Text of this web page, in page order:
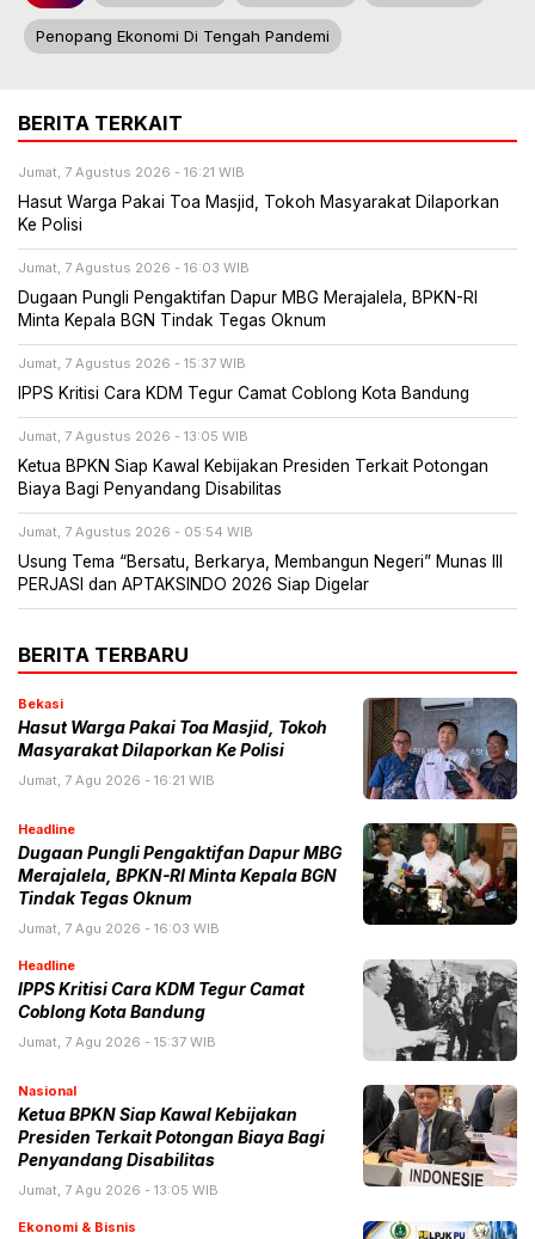
Penopang Ekonomi Di Tengah Pandemi
BERITA TERKAIT
Jumat, 7 Agustus 2026 - 16:21 WIB
Hasut Warga Pakai Toa Masjid, Tokoh Masyarakat Dilaporkan
Ke Polisi
Jumat, 7 Agustus 2026 - 16:03 WIB
Dugaan Pungli Pengaktifan Dapur MBG Merajalela, BPKN-RI
Minta Kepala BGN Tindak Tegas Oknum
Jumat, 7 Agustus 2026 - 15:37 WIB
IPPS Kritisi Cara KDM Tegur Camat Coblong Kota Bandung
Jumat, 7 Agustus 2026 - 13:05 WIB
Ketua BPKN Siap Kawal Kebijakan Presiden Terkait Potongan
Biaya Bagi Penyandang Disabilitas
Jumat, 7 Agustus 2026 - 05:54 WIB
Usung Tema “Bersatu, Berkarya, Membangun Negeri” Munas III
PERJASI dan APTAKSINDO 2026 Siap Digelar
BERITA TERBARU
Bekasi
Hasut Warga Pakai Toa Masjid, Tokoh
Masyarakat Dilaporkan Ke Polisi
Jumat, 7 Agu 2026 - 16:21 WIB
Headline
Dugaan Pungli Pengaktifan Dapur MBG
Merajalela, BPKN-RI Minta Kepala BGN
Tindak Tegas Oknum
Jumat, 7 Agu 2026 - 16:03 WIB
Headline
IPPS Kritisi Cara KDM Tegur Camat
Coblong Kota Bandung
Jumat, 7 Agu 2026 - 15:37 WIB
Nasional
Ketua BPKN Siap Kawal Kebijakan
Presiden Terkait Potongan Biaya Bagi
Penyandang Disabilitas
Jumat, 7 Agu 2026 - 13:05 WIB
Ekonomi & Bisnis